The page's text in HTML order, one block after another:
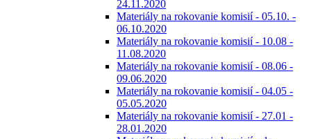
24.11.2020
Materiály na rokovanie komisií - 05.10. -
06.10.2020
Materiály na rokovanie komisií - 10.08 -
11.08.2020
Materiály na rokovanie komisií - 08.06 -
09.06.2020
Materiály na rokovanie komisií - 04.05 -
05.05.2020
Materiály na rokovanie komisií - 27.01 -
28.01.2020